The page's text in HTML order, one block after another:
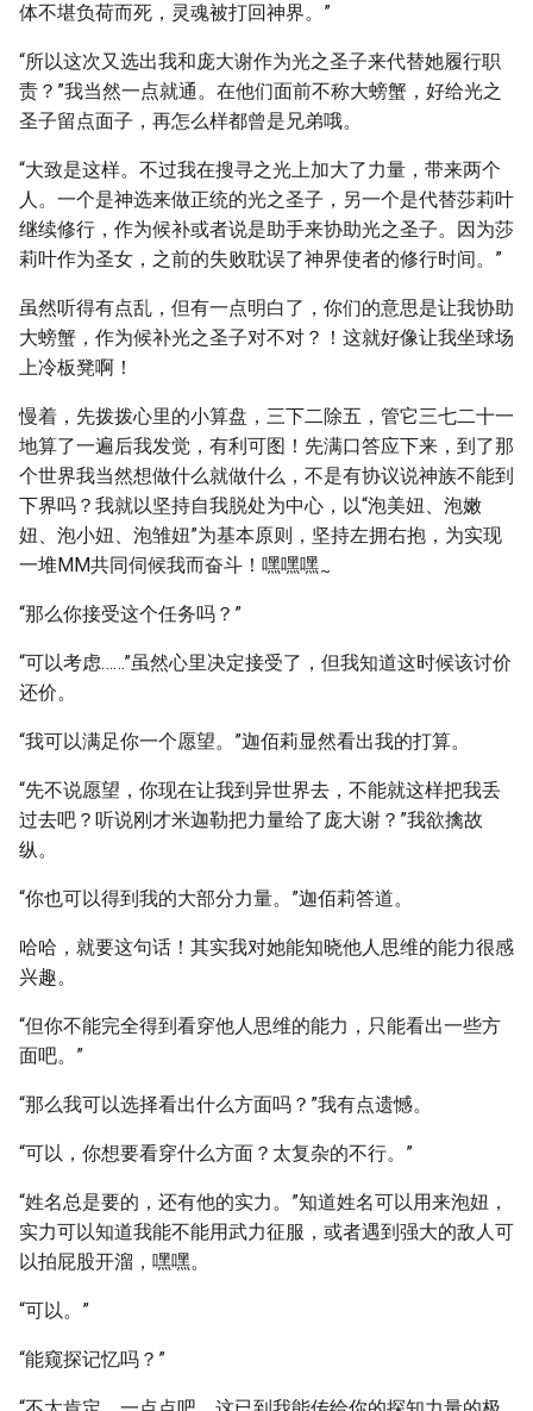
体不堪负荷而死，灵魂被打回神界。”
“所以这次又选出我和庞大谢作为光之圣子来代替她履行职
责？”我当然一点就通。在他们面前不称大螃蟹，好给光之
圣子留点面子，再怎么样都曾是兄弟哦。
“大致是这样。不过我在搜寻之光上加大了力量，带来两个
人。一个是神选来做正统的光之圣子，另一个是代替莎莉叶
继续修行，作为候补或者说是助手来协助光之圣子。因为莎
莉叶作为圣女，之前的失败耽误了神界使者的修行时间。”
虽然听得有点乱，但有一点明白了，你们的意思是让我协助
大螃蟹，作为候补光之圣子对不对？！这就好像让我坐球场
上冷板凳啊！
慢着，先拨拨心里的小算盘，三下二除五，管它三七二十一
地算了一遍后我发觉，有利可图！先满口答应下来，到了那
个世界我当然想做什么就做什么，不是有协议说神族不能到
下界吗？我就以坚持自我脱处为中心，以“泡美妞、泡嫩
妞、泡小妞、泡雏妞”为基本原则，坚持左拥右抱，为实现
一堆MM共同伺候我而奋斗！嘿嘿嘿~
“那么你接受这个任务吗？”
“可以考虑……”虽然心里决定接受了，但我知道这时候该讨价
还价。
“我可以满足你一个愿望。”迦佰莉显然看出我的打算。
“先不说愿望，你现在让我到异世界去，不能就这样把我丢
过去吧？听说刚才米迦勒把力量给了庞大谢？”我欲擒故
纵。
“你也可以得到我的大部分力量。”迦佰莉答道。
哈哈，就要这句话！其实我对她能知晓他人思维的能力很感
兴趣。
“但你不能完全得到看穿他人思维的能力，只能看出一些方
面吧。”
“那么我可以选择看出什么方面吗？”我有点遗憾。
“可以，你想要看穿什么方面？太复杂的不行。”
“姓名总是要的，还有他的实力。”知道姓名可以用来泡妞，
实力可以知道我能不能用武力征服，或者遇到强大的敌人可
以拍屁股开溜，嘿嘿。
“可以。”
“能窥探记忆吗？”